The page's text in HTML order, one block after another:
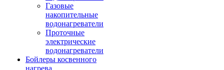
Газовые
накопительные
водонагреватели
Проточные
электрические
водонагреватели
Бойлеры косвенного
нагрева